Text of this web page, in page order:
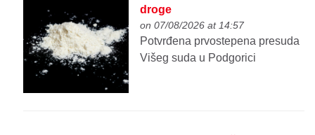
droge
on 07/08/2026 at 14:57
Potvrđena prvostepena presuda
Višeg suda u Podgorici